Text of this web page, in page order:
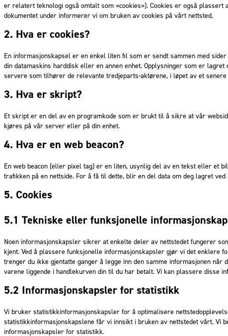
er relatert teknologi også omtalt som «cookies»). Cookies er også
dokumentet under informerer vi om bruken av cookies på vårt nettsted.
2. Hva er cookies?
En informasjonskapsel er en enkel liten fil som er sendt sammen med
din datamaskins harddisk eller en annen enhet. Opplysninger som er
servere som tilhører de relevante tredjeparts-aktørene, i løpet av et senere
3. Hva er skript?
Et skript er en del av en programkode som er brukt til å sikre at vår
kjøres på vår server eller på din enhet.
4. Hva er en web beacon?
En web beacon (eller pixel tag) er en liten, usynlig del av en tekst eller et
trafikken på en nettside. For å få til dette, blir en del data om deg lagret ved
5. Cookies
5.1 Tekniske eller funksjonelle
Noen informasjonskapsler sikrer at enkelte deler av nettstedet fungerer
kjent. Ved å plassere funksjonelle informasjonskapsler gjør vi det enklere
trenger du ikke gjentatte ganger å legge inn den samme informasjonen
varene liggende i handlekurven din til du har betalt. Vi kan plassere disse
5.2 Informasjonskapsler for statistikk
Vi bruker statistikkinformasjonskapsler for å optimalisere
statistikkinformasjonskapslene får vi innsikt i bruken av nettstedet vårt. Vi
informasjonskapsler for statistikk.